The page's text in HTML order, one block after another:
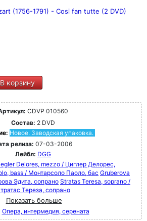
(1756-1791) - Cosi fan tutte (2 DVD)
В корзину
CDVP 010560
Состав: 2 DVD
Новое. Заводская упаковка.
релиза: 07-03-2006
Лейбл: DGG
Delores, mezzo / Циглер Делорес,
bass / Монтарсоло Паоло, бас Gruberova
Эдита, сопрано Stratas Teresa, soprano /
Тереза, сопрано
Показать больше
Опера, интермедия, серената